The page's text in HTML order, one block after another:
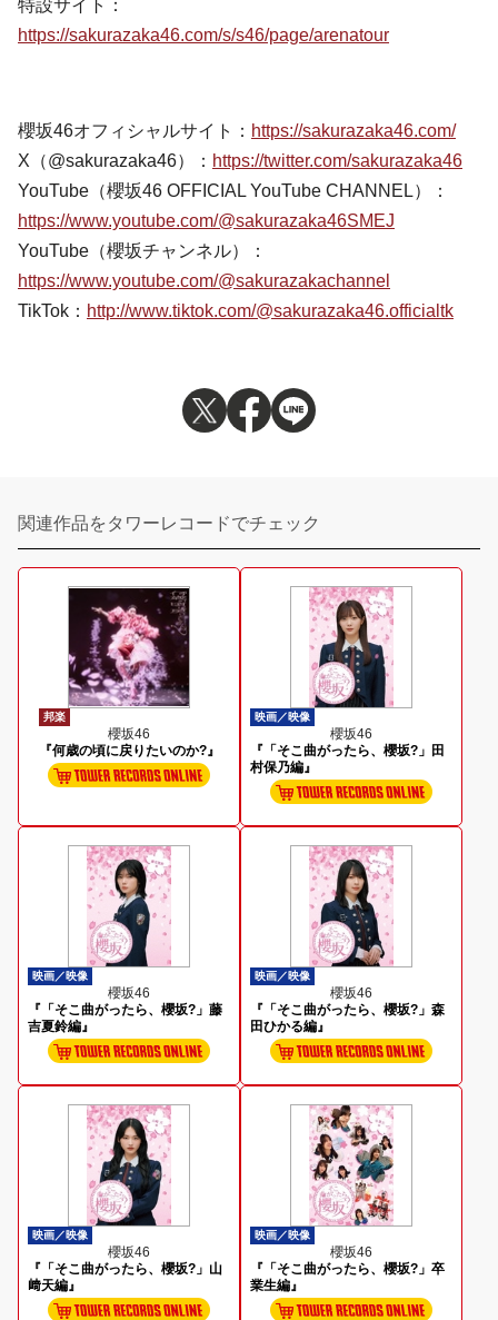
特設サイト：
https://sakurazaka46.com/s/s46/page/arenatour
櫻坂46オフィシャルサイト： https://sakurazaka46.com/
X（@sakurazaka46）： https://twitter.com/sakurazaka46
YouTube（櫻坂46 OFFICIAL YouTube CHANNEL）：
https://www.youtube.com/@sakurazaka46SMEJ
YouTube（櫻坂チャンネル）：
https://www.youtube.com/@sakurazakachannel
TikTok： http://www.tiktok.com/@sakurazaka46.officialtk
関連作品をタワーレコードでチェック
邦楽
櫻坂46
『何歳の頃に戻りたいのか?』
映画／映像
櫻坂46
『「そこ曲がったら、櫻坂?」田
村保乃編』
映画／映像
櫻坂46
『「そこ曲がったら、櫻坂?」藤
吉夏鈴編』
映画／映像
櫻坂46
『「そこ曲がったら、櫻坂?」森
田ひかる編』
映画／映像
櫻坂46
『「そこ曲がったら、櫻坂?」山
﨑天編』
映画／映像
櫻坂46
『「そこ曲がったら、櫻坂?」卒
業生編』